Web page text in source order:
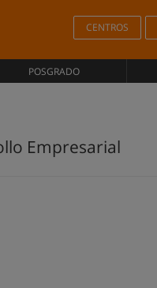
CENTROS
POSGRADO
Empresarial